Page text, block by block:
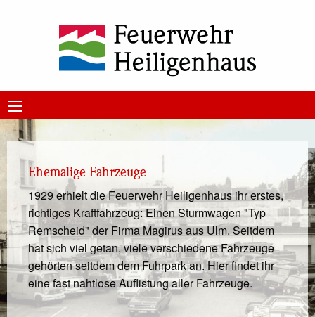
Ehemalige Fahrzeuge
1929 erhielt die Feuerwehr Heiligenhaus ihr erstes,
richtiges Kraftfahrzeug: Einen Sturmwagen "Typ
Remscheid" der Firma Magirus aus Ulm. Seitdem
hat sich viel getan, viele verschiedene Fahrzeuge
gehörten seitdem dem Fuhrpark an. Hier findet ihr
eine fast nahtlose Auflistung aller Fahrzeuge.